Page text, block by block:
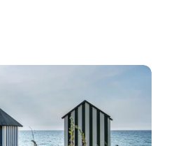
liste